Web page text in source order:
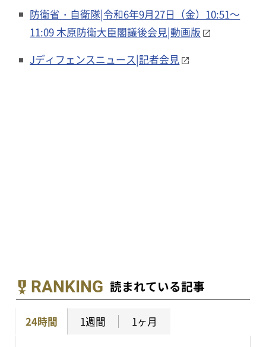
防衛省・自衛隊|令和6年9月27日（金）10:51～
11:09 木原防衛大臣閣議後会見|動画版
Jディフェンスニュース|記者会見
RANKING 読まれている記事
24時間 1週間 1ヶ月